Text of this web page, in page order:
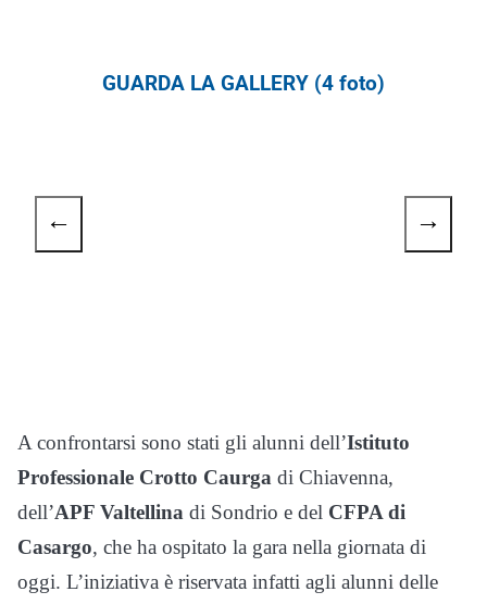
GUARDA LA GALLERY (4 foto)
← →
A confrontarsi sono stati gli alunni dell’Istituto
Professionale Crotto Caurga di Chiavenna,
dell’APF Valtellina di Sondrio e del CFPA di
Casargo, che ha ospitato la gara nella giornata di
oggi. L’iniziativa è riservata infatti agli alunni delle